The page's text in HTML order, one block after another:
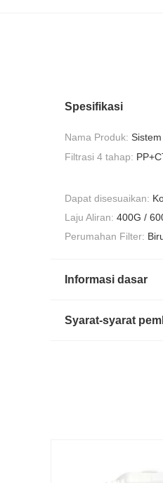
Spesifikasi
Nama Produk:
Filtrasi 4 tahap:
Dapat disesuaikan:
Laju Aliran: 400G /
Perumahan Filter:
Informasi dasar
Syarat-syarat